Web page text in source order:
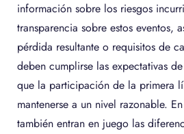
información sobre los riesgos
transparencia sobre estos eventos,
pérdida resultante o requisitos de
deben cumplirse las expectativas
que la participación de la primera
mantenerse a un nivel razonable.
también entran en juego las